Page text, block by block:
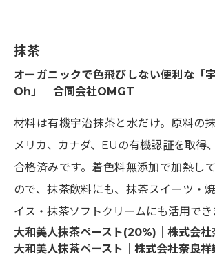
抹茶
オーガニックで色飛びしない便利な「
Oh」｜合同会社OMGT
材料は有機宇治抹茶と水だけ。原料の
メリカ、カナダ、EUの有機認証を取得
合格済みです。着色料無添加で加熱し
ので、抹茶飲料にも、抹茶スイーツ・
イス・抹茶ソフトクリームにも活用でき
大和美人抹茶ペースト(20%)｜株式会社
大和美人抹茶ペースト｜株式会社奈良祥